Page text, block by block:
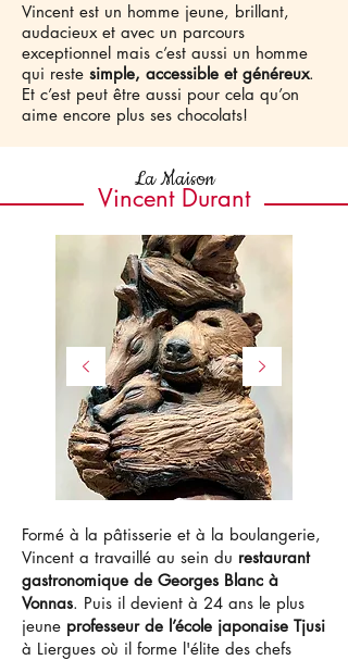
Vincent est un homme jeune, brillant,
audacieux et avec un parcours
exceptionnel mais c’est aussi un homme
qui reste simple, accessible et généreux.
Et c’est peut être aussi pour cela qu’on
aime encore plus ses chocolats!
La Maison
Vincent Durant
Formé à la pâtisserie et à la boulangerie,
Vincent a travaillé au sein du restaurant
gastronomique de Georges Blanc à
Vonnas. Puis il devient à 24 ans le plus
jeune professeur de l’école japonaise Tjusi
à Liergues où il forme l'élite des chefs